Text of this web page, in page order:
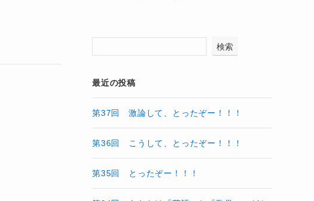
検索
最近の投稿
第37回 激論して、とったぞー！！！
第36回 こうして、とったぞー！！！
第35回 とったぞー！！！